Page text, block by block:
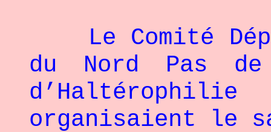
Le Comité
du Nord Pas
organisaient le